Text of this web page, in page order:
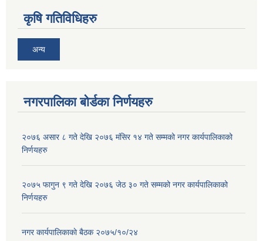
कृषि गतिविधिहरु
अन्य
नगरपालिका बोर्डका निर्णयहरु
२०७६ असार ८ गते देखि २०७६ मंसिर १४ गते सम्मको नगर कार्यपालिकाको
निर्णयहरु
२०७५ फागुन ९ गते देखि २०७६ जेठ ३० गते सम्मको नगर कार्यपालिकाको
निर्णयहरु
नगर कार्यपालिकाकाे बैठक २०७५/१०/२४